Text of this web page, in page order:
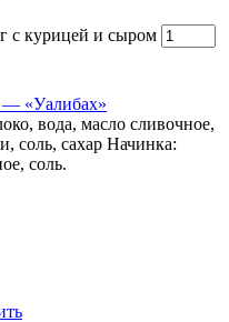
с курицей и сыром
— «Уалибах»
вода, масло сливочное,
соль, сахар Начинка:
соль.